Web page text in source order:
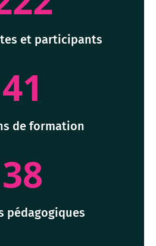
et participants
41
de formation
38
pédagogiques